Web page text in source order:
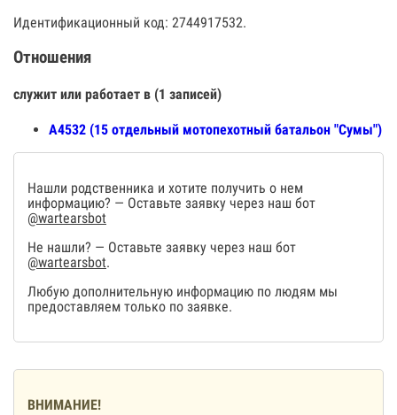
Идентификационный код: 2744917532.
Отношения
служит или работает в (1 записей)
А4532 (15 отдельный мотопехотный батальон "Сумы")
Нашли родственника и хотите получить о нем
информацию? — Оставьте заявку через наш бот
@wartearsbot
Не нашли? — Оставьте заявку через наш бот
@wartearsbot.
Любую дополнительную информацию по людям мы
предоставляем только по заявке.
ВНИМАНИЕ!